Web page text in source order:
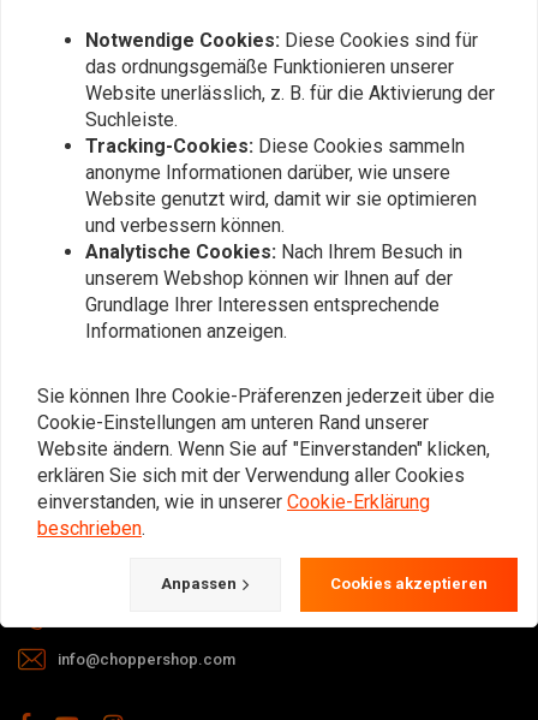
Immer auf dem Laufenden bleiben?
Abonnieren
Reparaturen oder allgemeinen
Informationen können Sie uns
jederzeit auf eine der folgenden Arten
kontaktieren.
info@choppershop.com
Notwendige Cookies: Diese Cookies sind für
das ordnungsgemäße Funktionieren unserer
Website unerlässlich, z. B. für die Aktivierung der
Suchleiste.
Tracking-Cookies: Diese Cookies sammeln
anonyme Informationen darüber, wie unsere
Website genutzt wird, damit wir sie optimieren
und verbessern können.
Analytische Cookies: Nach Ihrem Besuch in
unserem Webshop können wir Ihnen auf der
Grundlage Ihrer Interessen entsprechende
Informationen anzeigen.
Sie können Ihre Cookie-Präferenzen jederzeit über die
Cookie-Einstellungen am unteren Rand unserer
Website ändern. Wenn Sie auf "Einverstanden" klicken,
erklären Sie sich mit der Verwendung aller Cookies
einverstanden, wie in unserer Cookie-Erklärung
beschrieben.
Anpassen Cookies akzeptieren